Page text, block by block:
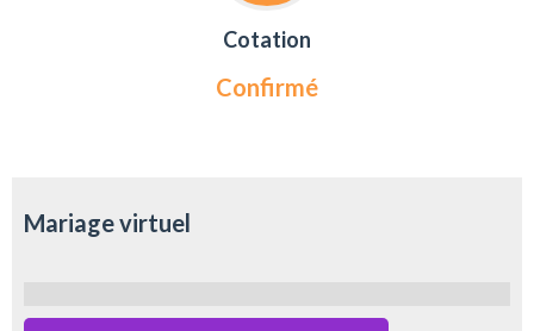
Cotation
Confirmé
Mariage virtuel